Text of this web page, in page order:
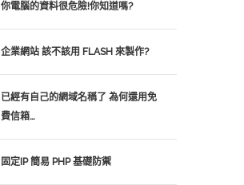
你電腦的資料很危險!你知道嗎?
企業網站 該不該用 FLASH 來製作?
已經有自己的網域名稱了 為何還用免
費信箱…
固定IP 簡易 PHP 基礎防禦